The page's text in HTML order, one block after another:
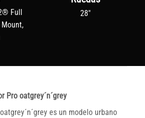
Full
Mount,
28"
Pro oatgrey´n´grey
es un modelo urbano